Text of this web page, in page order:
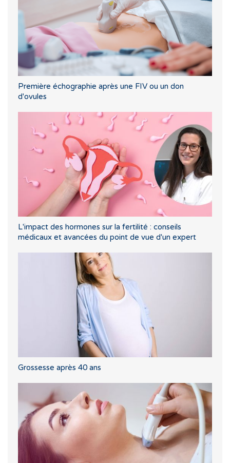
Première échographie après une FIV ou un don
d'ovules
L'impact des hormones sur la fertilité : conseils
médicaux et avancées du point de vue d'un expert
Grossesse après 40 ans